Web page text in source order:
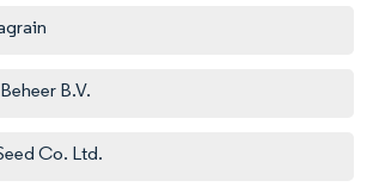
B.V.
Co. Ltd.